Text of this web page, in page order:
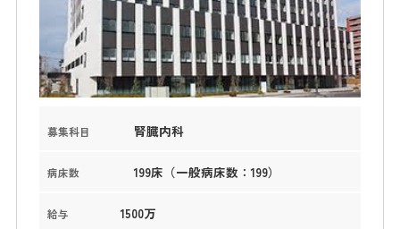
募集科目 腎臓内科
病床数 199床（一般病床数：199）
給与 1500万